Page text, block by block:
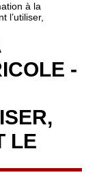
à la
l’utiliser,
-
LE